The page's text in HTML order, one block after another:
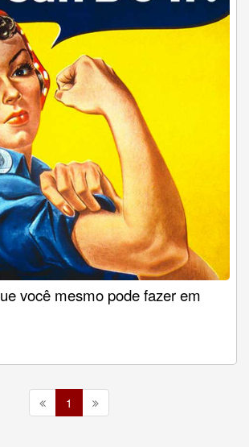
você mesmo pode fazer em
1